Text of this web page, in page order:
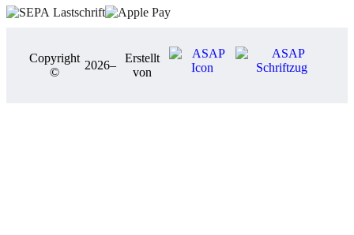
Copyright
©
2026–
Erstellt
von